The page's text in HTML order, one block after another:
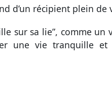
d’un récipient plein de
sur sa lie”, comme un
une vie tranquille et